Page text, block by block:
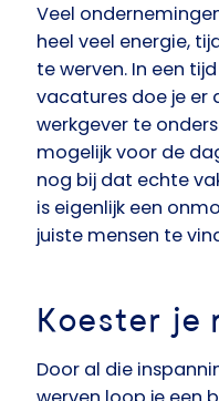
Veel
heel veel energie,
te werven. In een
vacatures doe je er
werkgever te
mogelijk voor de
nog bij dat echte
is eigenlijk een
juiste mensen te
Koester je
Door al die